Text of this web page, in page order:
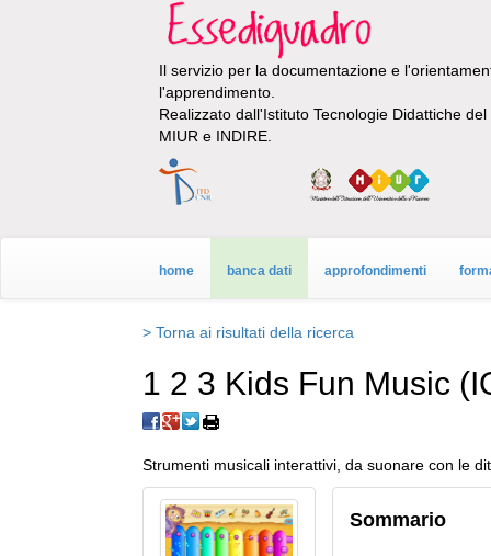
Il servizio per la documentazione e
l'apprendimento.
Realizzato dall'Istituto Tecnologie Didattiche
MIUR e INDIRE.
home banca dati approfondimenti
> Torna ai risultati della ricerca
1 2 3 Kids Fun Music
Strumenti musicali interattivi, da suonare con le
Sommario